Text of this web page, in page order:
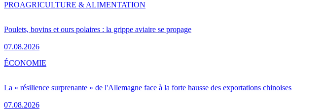
Poulets, bovins et ours polaires : la grippe aviaire se propage
07.08.2026
PROAGRICULTURE & ALIMENTATION
La « résilience surprenante » de l'Allemagne face à la forte hausse des exportations chinoises
07.08.2026
ÉCONOMIE